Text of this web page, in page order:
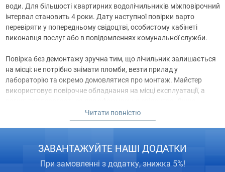
води. Для більшості квартирних водолічильників міжповірочний
інтервал становить 4 роки. Дату наступної повірки варто
перевіряти у попередньому свідоцтві, особистому кабінеті
виконавця послуг або в повідомленнях комунальної служби.
Повірка без демонтажу зручна тим, що лічильник залишається
на місці: не потрібно знімати пломби, везти прилад у
лабораторію та окремо домовлятися про монтаж. Майстер
використовує повірочне обладнання на місці експлуатації, а
прилад успішно проходить метрологічну перевірку, клієнт
отримує документ встановленої форми. Якщо лічильник не
наступний крок: заміну, ремонт вузла або інший технічний
Читати повністю
ЗАВАНТАЖУЙТЕ НАШІ ДОДАТКИ
При замовленні з додатку, знижка 5%!